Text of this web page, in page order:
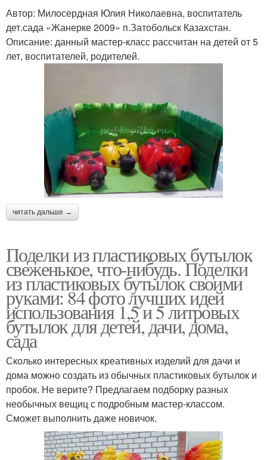
Автор: Милосердная Юлия Николаевна, воспитатель
дет.сада «Жанерке 2009» п.Затобольск Казахстан.
Описание: данный мастер-класс рассчитан на детей от 5
лет, воспитателей, родителей.
читать дальше →
Поделки из пластиковых бутылок
свеженькое, что-нибудь. Поделки
из пластиковых бутылок своими
руками: 84 фото лучших идей
использования 1,5 и 5 литровых
бутылок для детей, дачи, дома,
сада
Сколько интересных креативных изделий для дачи и
дома можно создать из обычных пластиковых бутылок и
пробок. Не верите? Предлагаем подборку разных
необычных вещиц с подробным мастер-классом.
Сможет выполнить даже новичок.